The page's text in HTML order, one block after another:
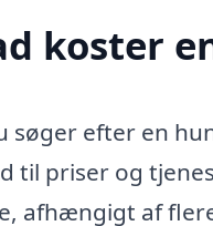
koster
søger efter en
til priser og
afhængigt af